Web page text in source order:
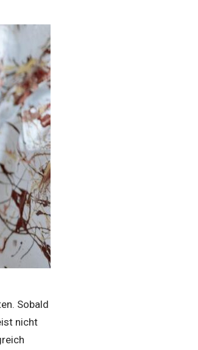
Sobald
nicht